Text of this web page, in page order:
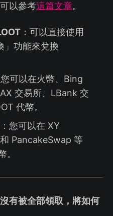
以參考這篇文章。
：可以直接使用
」功能來兌換
您可以在火幣、Bing
交易所、LBank 交
代幣。
：您可以在 XY
PancakeSwap 等
。
有被全部領取，將如何